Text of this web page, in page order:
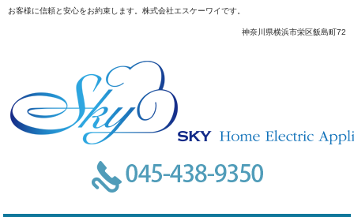
お客様に信頼と安心をお約束します。株式会社エスケーワイです。
神奈川県横浜市栄区飯島町72